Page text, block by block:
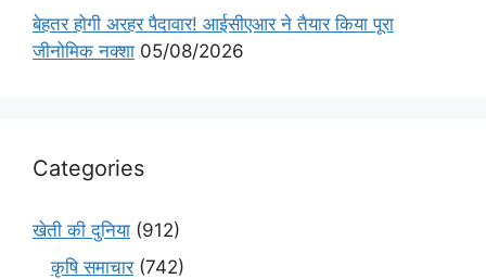
बेहतर होगी अरहर पैदावार! आईसीएआर ने तैयार किया पूरा
जीनोमिक नक्शा 05/08/2026
Categories
खेती की दुनिया (912)
कृषि समाचार(742)